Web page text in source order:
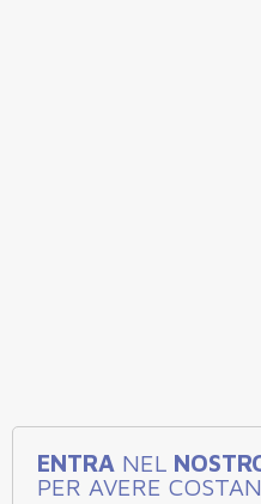
ENTRA NEL
PER AVERE